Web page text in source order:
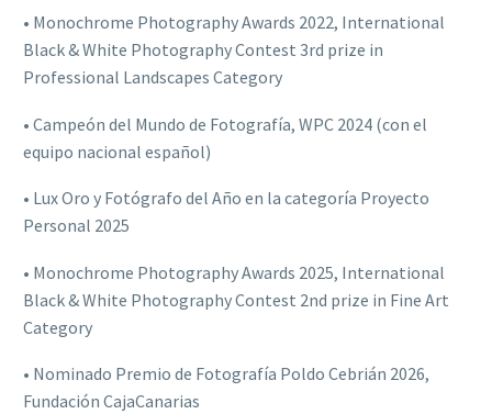
• Monochrome Photography Awards 2022, International
Black & White Photography Contest 3rd prize in
Professional Landscapes Category
• Campeón del Mundo de Fotografía, WPC 2024 (con el
equipo nacional español)
• Lux Oro y Fotógrafo del Año en la categoría Proyecto
Personal 2025
• Monochrome Photography Awards 2025, International
Black & White Photography Contest 2nd prize in Fine Art
Category
• Nominado Premio de Fotografía Poldo Cebrián 2026,
Fundación CajaCanarias